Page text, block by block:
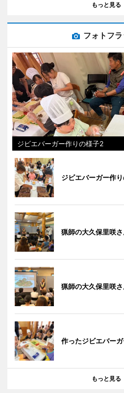
もっと見る
フォトフ
ジビエバーガー作りの様子2
ジビエバーガー作
猟師の大久保里咲
猟師の大久保里咲
作ったジビエバー
もっと見る